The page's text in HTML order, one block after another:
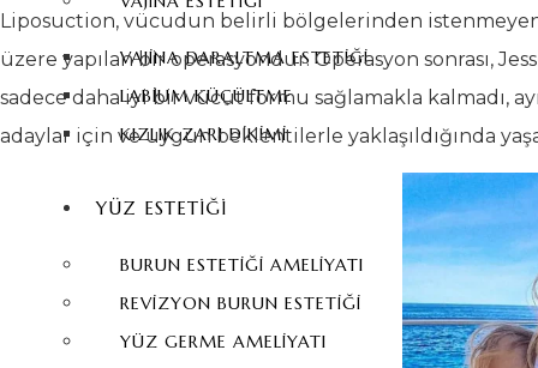
VAJINA DARALTMA ESTETIĞI
LABIUM KÜÇÜLTME
KIZLIK ZARI DIKIMI
YÜZ ESTETIĞI
BURUN ESTETIĞI AMELIYATI
REVIZYON BURUN ESTETIĞI
YÜZ GERME AMELIYATI
Liposuction, vücudun belirli bölgelerinden istenmeyen
üzere yapılan bir operasyondur. Operasyon sonrası,
sadece daha iyi bir vücut formu sağlamakla kalmadı,
adaylar için ve uygun beklentilerle yaklaşıldığında